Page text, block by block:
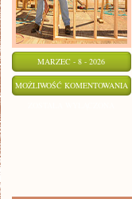
MARZEC - 8 - 2026
MOŻLIWOŚĆ KOMENTOWANIA